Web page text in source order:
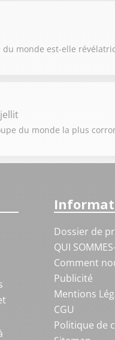
monde est-elle
du monde la plus
Dossier de
QUI
Comment
Publicité
Mentions
CGU
Politique de